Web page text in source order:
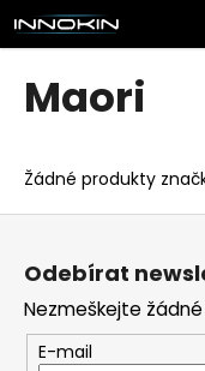
Přejít
na
obsah
Maori
Žádné produkty
K
o
o
p
o
t
ř
e
b
Z
Odebírat
Nezmeškejte
E-mail